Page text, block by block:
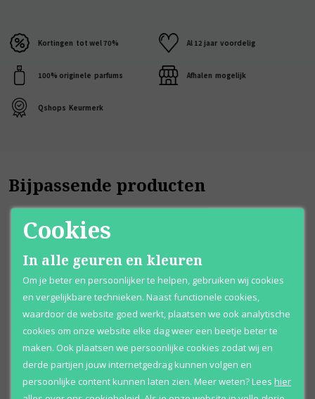
Kortingen tot wel 70% Al 12 jaar voordelig
100% originele parfums Afhalen mogelijk
Qshops Keurmerk
Bijpassende producten
Bvlgari
Cookies
In alle geuren en kleuren
Om je beter en persoonlijker te helpen, gebruiken wij cookies
en vergelijkbare technieken. Naast functionele cookies,
waardoor de website goed werkt, plaatsen we ook analytische
cookies om onze website elke dag weer een beetje beter te
maken. Ook plaatsen we persoonlijke cookies zodat wij en
derde partijen jouw internetgedrag kunnen volgen en
persoonlijke content kunnen laten zien. Meer weten?Lees hier